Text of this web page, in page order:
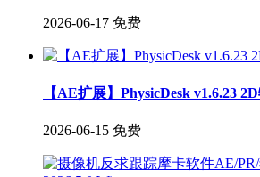
2026-06-17 免费
【AE扩展】PhysicDesk v1.6.23
2026-06-15 免费